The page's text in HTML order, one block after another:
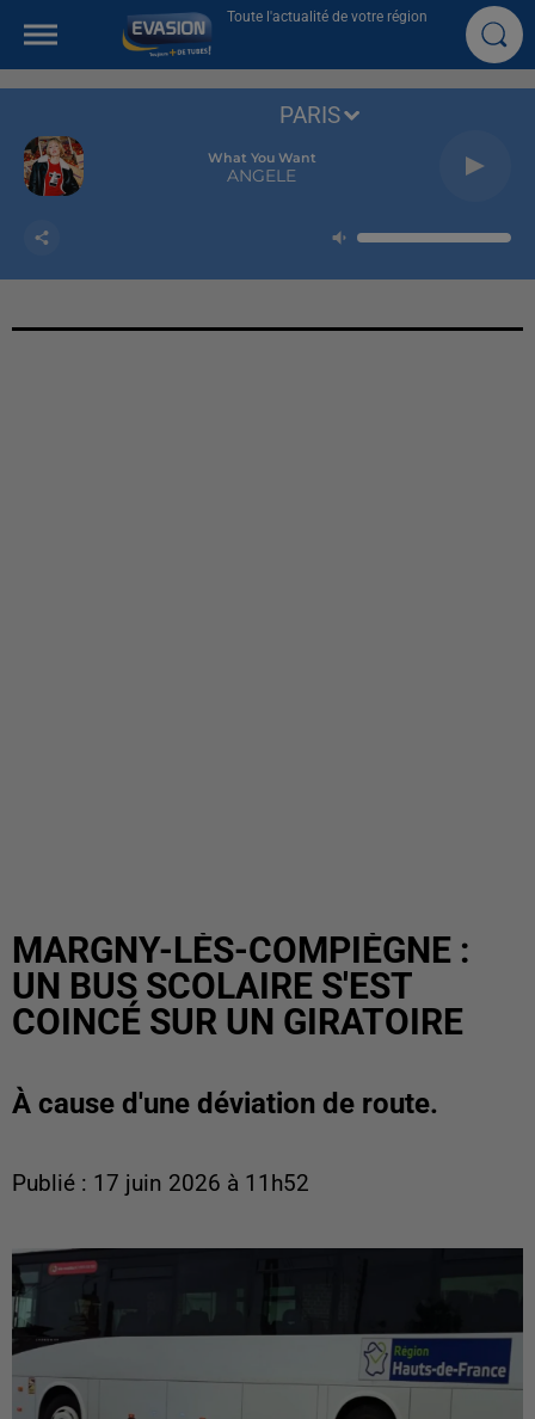
Toute l'actualité de votre région
What You Want
ANGELE
PARIS
MARGNY-LÈS-COMPIÈGNE :
UN BUS SCOLAIRE S'EST
COINCÉ SUR UN GIRATOIRE
À cause d'une déviation de route.
Publié : 17 juin 2026 à 11h52